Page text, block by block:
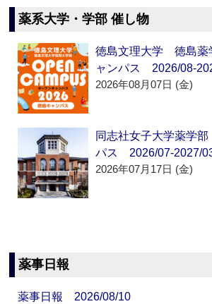
薬系大学・学部 催し物
徳島文理大学 徳島
ャンパス 2026/08-
2026年08月07日 (金)
同志社女子大学薬学
パス 2026/07-2027/
2026年07月17日 (金)
薬事日報
薬事日報 2026/08/10